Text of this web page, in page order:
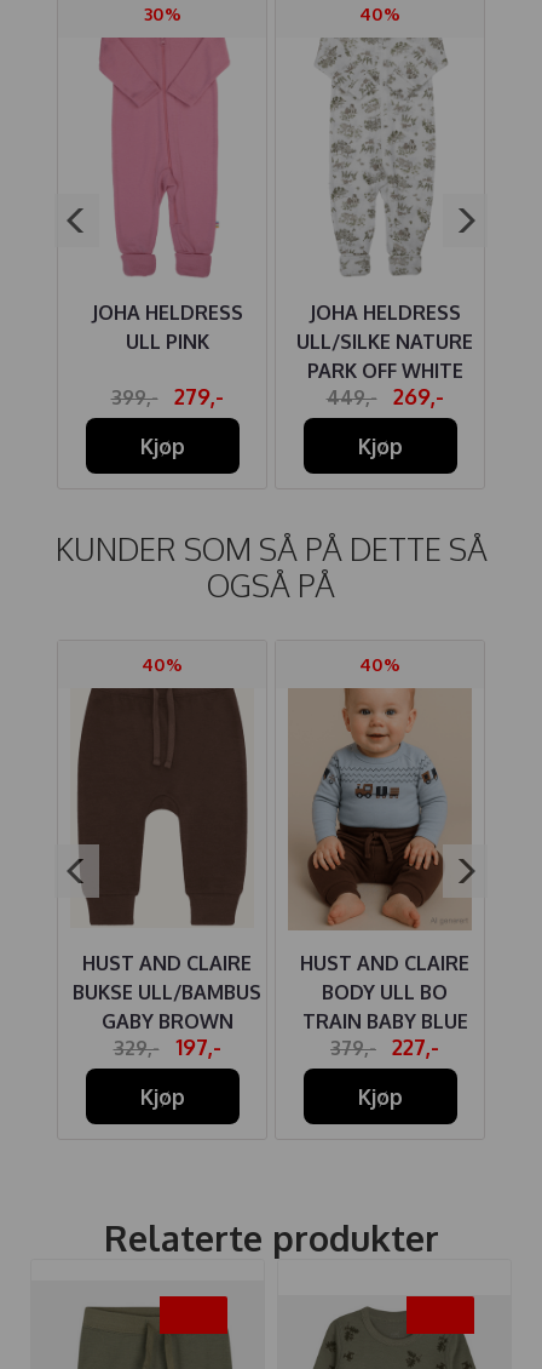
30%
JOHA HELDRESS
ULL PINK
399,-
279,-
Kjøp
40%
JOHA HELDRESS
ULL/SILKE NATURE
PARK OFF WHITE
449,-
269,-
Kjøp
KUNDER SOM SÅ PÅ DETTE SÅ
OGSÅ PÅ
40%
HUST AND CLAIRE
BUKSE ULL/BAMBUS
GABY BROWN
STONE
329,-
197,-
Kjøp
40%
HUST AND CLAIRE
BODY ULL BO
TRAIN BABY BLUE
379,-
227,-
Kjøp
Relaterte produkter